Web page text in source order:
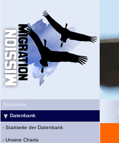
Startseite
Datenbank
- Startseite der Datenbank
- Unsere Charta